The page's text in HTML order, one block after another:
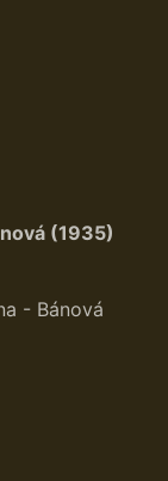
(1935)
- Bánová